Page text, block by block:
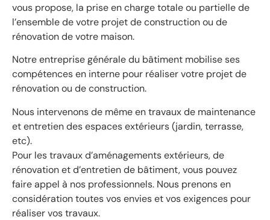
vous propose, la prise en charge totale ou partielle de
l’ensemble de votre projet de construction ou de
rénovation de votre maison.
Notre entreprise générale du bâtiment mobilise ses
compétences en interne pour réaliser votre projet de
rénovation ou de construction.
Nous intervenons de même en travaux de maintenance
et entretien des espaces extérieurs (jardin, terrasse,
etc).
Pour les travaux d’aménagements extérieurs, de
rénovation et d’entretien de bâtiment, vous pouvez
faire appel à nos professionnels. Nous prenons en
considération toutes vos envies et vos exigences pour
réaliser vos travaux.